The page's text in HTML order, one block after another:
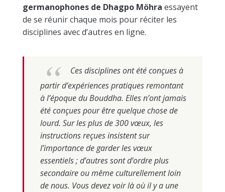
germanophones de Dhagpo Möhra essayent
de se réunir chaque mois pour réciter les
disciplines avec d’autres en ligne.
Ces disciplines ont été conçues à
partir d’expériences pratiques remontant
à l’époque du Bouddha. Elles n’ont jamais
été conçues pour être quelque chose de
lourd. Sur les plus de 300 vœux, les
instructions reçues insistent sur
l’importance de garder les vœux
essentiels ; d’autres sont d’ordre plus
secondaire ou même culturellement loin
de nous. Vous devez voir là où il y a une